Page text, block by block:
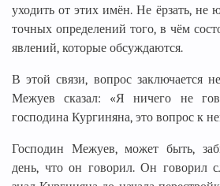
уходить от этих имён. Не ёрзать, не
точных определений того, в чём
явлений, которые обсуждаются.
В этой связи, вопрос заключается
Межуев сказал: «Я ничего не
господина Кургиняна, это вопрос к
Господин Межуев, может быть,
день, что он говорил. Он говорил